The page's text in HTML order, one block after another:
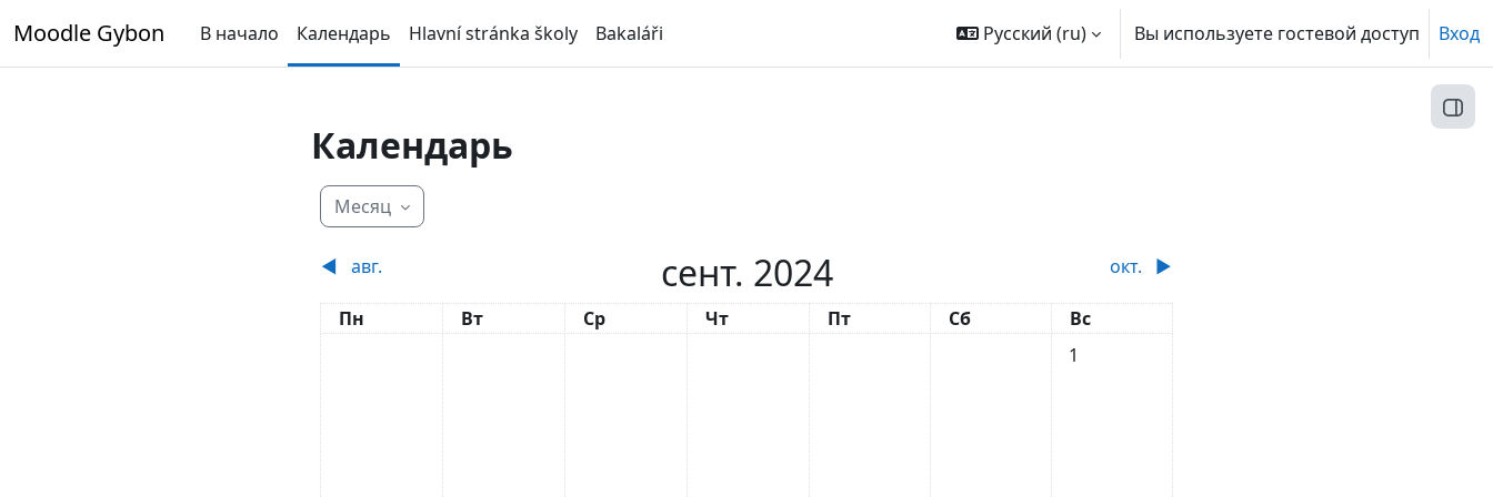
Moodle Gybon В начало Календарь Hlavní stránka školy Bakaláři Русский ‎(ru)‎ Вы используете гостевой доступ Вход
Календарь
Месяц
◀︎ авг. сент. 2024 окт. ▶︎
Понедельник
Пн Вторник
Вт Среда
Ср Четверг
Чт Пятница
Пт Суббота
Сб Воскресенье
Вс
Нет событий, воскресенье 1 сентября
1